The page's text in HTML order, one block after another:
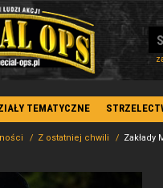
TEMATYCZNE
Z ostatniej chwili Zakłady